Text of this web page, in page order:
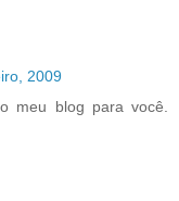
2009
meu blog para você.